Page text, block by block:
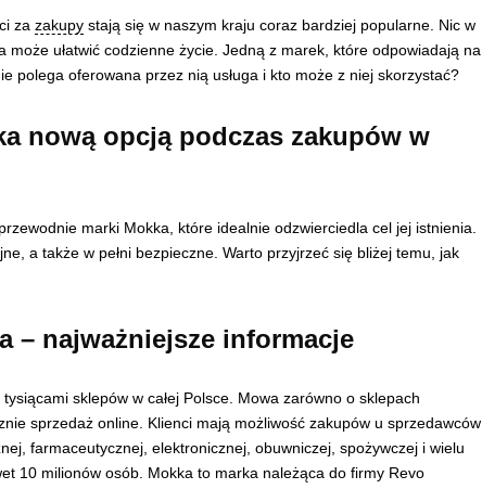
za zakupy stają się w naszym kraju coraz bardziej popularne. Nic w
ułatwić codzienne życie. Jedną z marek, które odpowiadają na
polega oferowana przez nią usługa i kto może z niej skorzystać?
nową opcją podczas zakupów w
przewodnie marki Mokka, które idealnie odzwierciedla cel jej istnienia.
a także w pełni bezpieczne. Warto przyjrzeć się bliżej temu, jak
– najważniejsze informacje
sklepów w całej Polsce. Mowa zarówno o sklepach
sprzedaż online. Klienci mają możliwość zakupów u sprzedawców
farmaceutycznej, elektronicznej, obuwniczej, spożywczej i wielu
10 milionów osób. Mokka to marka należąca do firmy Revo